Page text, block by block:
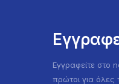
Εγγραφείτε στο
πρώτοι για